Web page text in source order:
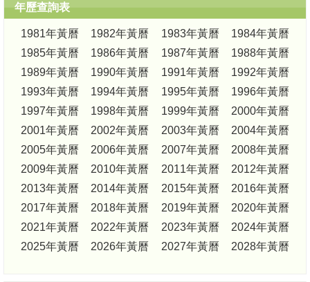
年歷查詢表
1981年黃曆 1982年黃曆 1983年黃曆
1984年黃曆
1985年黃曆
1986年黃曆 1987年黃曆
1988年黃曆
1989年黃曆
1990年黃曆 1991年黃曆
1992年黃曆
1993年黃曆
1994年黃曆 1995年黃曆
1996年黃曆
1997年黃曆
1998年黃曆 1999年黃曆
2000年黃曆
2001年黃曆
2002年黃曆 2003年黃曆
2004年黃曆
2005年黃曆
2006年黃曆 2007年黃曆
2008年黃曆
2009年黃曆
2010年黃曆 2011年黃曆
2012年黃曆
2013年黃曆
2014年黃曆 2015年黃曆
2016年黃曆
2017年黃曆
2018年黃曆 2019年黃曆
2020年黃曆
2021年黃曆
2022年黃曆 2023年黃曆
2024年黃曆
2025年黃曆
2026年黃曆 2027年黃曆 2028年黃曆